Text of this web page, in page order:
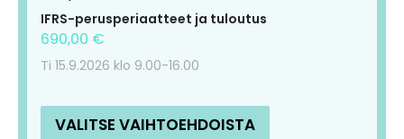
IFRS-perusperiaatteet ja tuloutus
690,00 €
Ti 15.9.2026 klo 9.00-16.00
VALITSE VAIHTOEHDOISTA